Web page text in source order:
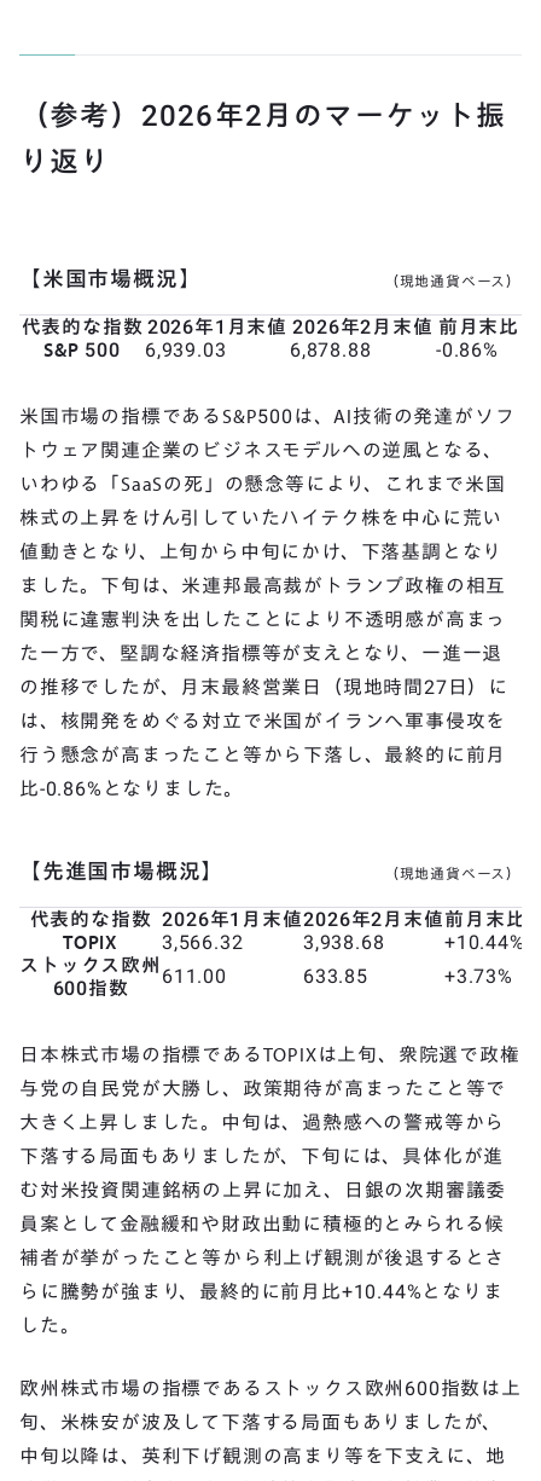
（参考） 2026年2月のマーケット振
り返り
【米国市場概況】 （現地通貨ベース）
代表的な指数 2026年1月末値 2026年2月末値 前月末比
S&P 500
6,939.03 6,878.88 -0.86%
米国市場の指標であるS&P500は、AI技術の発達がソフ
トウェア関連企業のビジネスモデルへの逆風となる、
いわゆる「SaaSの死」の懸念等により、これまで米国
株式の上昇をけん引していたハイテク株を中心に荒い
値動きとなり、上旬から中旬にかけ、下落基調となり
ました。下旬は、米連邦最高裁がトランプ政権の相互
関税に違憲判決を出したことにより不透明感が高まっ
た一方で、堅調な経済指標等が支えとなり、一進一退
の推移でしたが、月末最終営業日（現地時間27日）に
は、核開発をめぐる対立で米国がイランへ軍事侵攻を
行う懸念が高まったこと等から下落し、最終的に前月
比-0.86%となりました。
【先進国市場概況】 （現地通貨ベース）
代表的な指数 2026年1月末値2026年2月末値前月末比
TOPIX
3,566.32 3,938.68
+10.44%
ストックス欧州
600指数
611.00 633.85 +3.73%
日本株式市場の指標であるTOPIXは上旬、衆院選で政権
与党の自民党が大勝し、政策期待が高まったこと等で
大きく上昇しました。中旬は、過熱感への警戒等から
下落する局面もありましたが、下旬には、具体化が進
む対米投資関連銘柄の上昇に加え、日銀の次期審議委
員案として金融緩和や財政出動に積極的とみられる候
補者が挙がったこと等から利上げ観測が後退するとさ
らに騰勢が強まり、最終的に前月比+10.44%となりま
した。
欧州株式市場の指標であるストックス欧州600指数は上
旬、米株安が波及して下落する局面もありましたが、
中旬以降は、英利下げ観測の高まり等を下支えに、地